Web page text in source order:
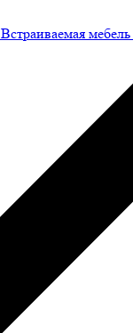
Встраиваемая мебель